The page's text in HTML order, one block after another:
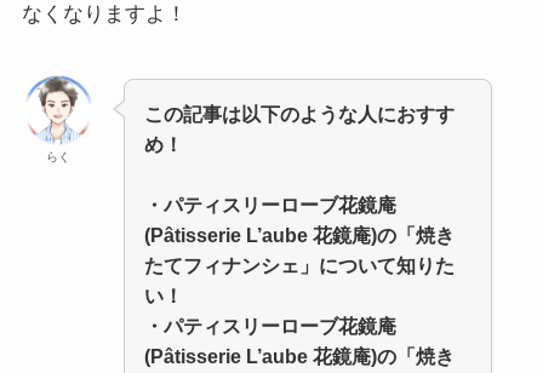
なくなりますよ！
らく
この記事は以下のような人におすす
め！
・パティスリーローブ花鏡庵
(Pâtisserie L’aube 花鏡庵)の「焼き
たてフィナンシェ」について知りた
い！
・パティスリーローブ花鏡庵
(Pâtisserie L’aube 花鏡庵)の「焼き